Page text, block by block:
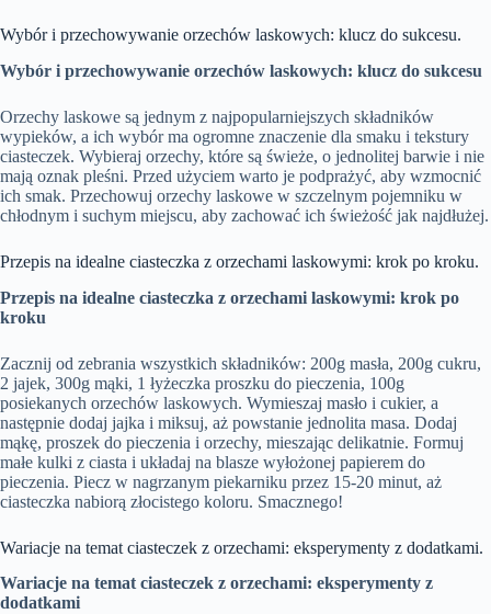
Wybór i przechowywanie orzechów laskowych: klucz do sukcesu.
Wybór i przechowywanie orzechów laskowych: klucz do sukcesu
Orzechy laskowe są jednym z najpopularniejszych składników
wypieków, a ich wybór ma ogromne znaczenie dla smaku i tekstury
ciasteczek. Wybieraj orzechy, które są świeże, o jednolitej barwie i nie
mają oznak pleśni. Przed użyciem warto je podprażyć, aby wzmocnić
ich smak. Przechowuj orzechy laskowe w szczelnym pojemniku w
chłodnym i suchym miejscu, aby zachować ich świeżość jak najdłużej.
Przepis na idealne ciasteczka z orzechami laskowymi: krok po kroku.
Przepis na idealne ciasteczka z orzechami laskowymi: krok po
kroku
Zacznij od zebrania wszystkich składników: 200g masła, 200g cukru,
2 jajek, 300g mąki, 1 łyżeczka proszku do pieczenia, 100g
posiekanych orzechów laskowych. Wymieszaj masło i cukier, a
następnie dodaj jajka i miksuj, aż powstanie jednolita masa. Dodaj
mąkę, proszek do pieczenia i orzechy, mieszając delikatnie. Formuj
małe kulki z ciasta i układaj na blasze wyłożonej papierem do
pieczenia. Piecz w nagrzanym piekarniku przez 15-20 minut, aż
ciasteczka nabiorą złocistego koloru. Smacznego!
Wariacje na temat ciasteczek z orzechami: eksperymenty z dodatkami.
Wariacje na temat ciasteczek z orzechami: eksperymenty z
dodatkami